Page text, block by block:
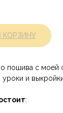
КОРЗИНУ
пошива с моей
уроки и
: